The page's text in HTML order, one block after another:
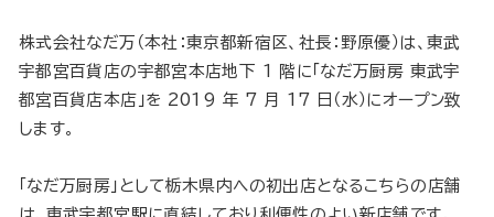
株式会社なだ万（本社：東京都新宿区、社長：野原優）は、東武
宇都宮百貨店の宇都宮本店地下 1 階に「なだ万厨房 東武宇
都宮百貨店本店」を 2019 年 7 月 17 日（水）にオープン致
します。
「なだ万厨房」として栃木県内への初出店となるこちらの店舗